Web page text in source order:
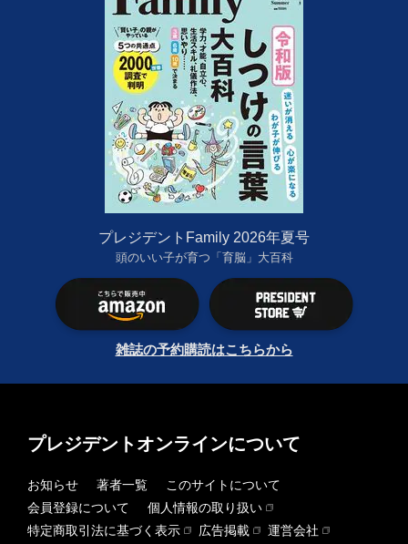
プレジデントFamily 2026年夏号
頭のいい子が育つ「育脳」大百科
雑誌の予約購読はこちらから
プレジデントオンラインについて
お知らせ 著者一覧
このサイトについて
会員登録について
個人情報の取り扱い
特定商取引法に基づく表示
広告掲載 運営会社